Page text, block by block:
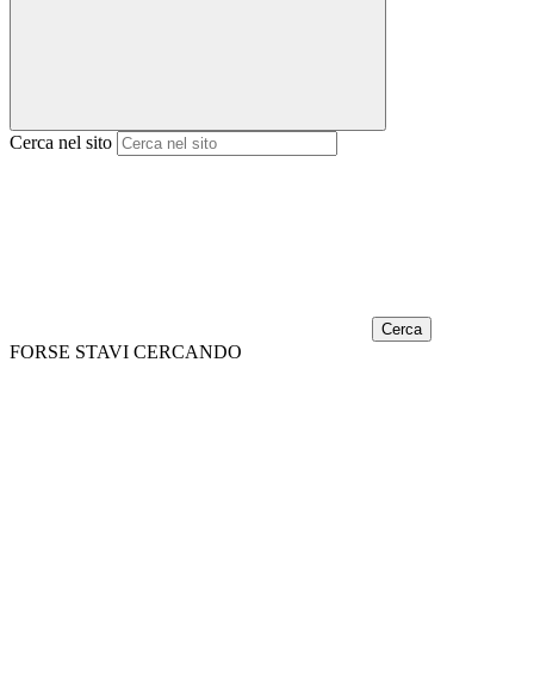
Cerca nel sito
Cerca
FORSE STAVI CERCANDO